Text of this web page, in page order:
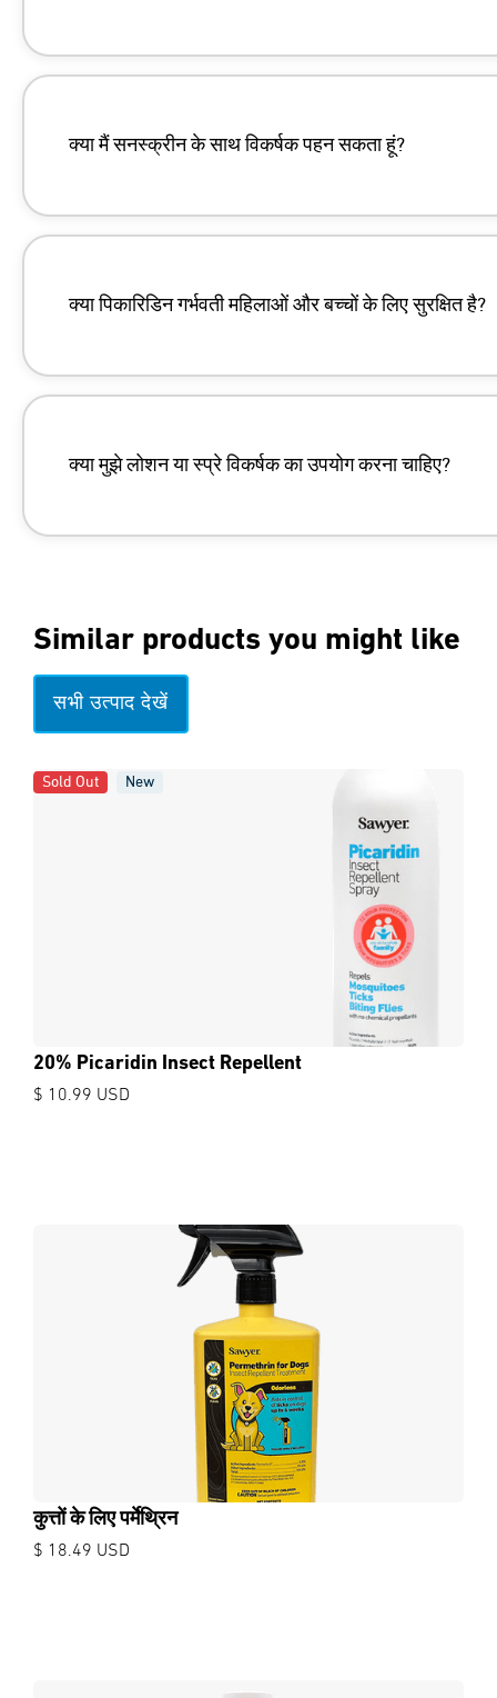
https://pmc.ncbi.nlm.nih.gov/articles/
क्या मैं सनस्क्रीन के साथ विकर्षक पहन सकता हूं?
https://help.sawyer.com/en-us/
क्या पिकारिडिन गर्भवती महिलाओं और बच्चों के लिए सुरक्षित है?
क्या मुझे लोशन या स्प्रे विकर्षक का उपयोग करना चाहिए?
Similar products you might like
सभी उत्पाद देखें
Sold Out New
20% Picaridin Insect Repellent
$ 10.99 USD
कुत्तों के लिए पर्मेथ्रिन
$ 18.49 USD